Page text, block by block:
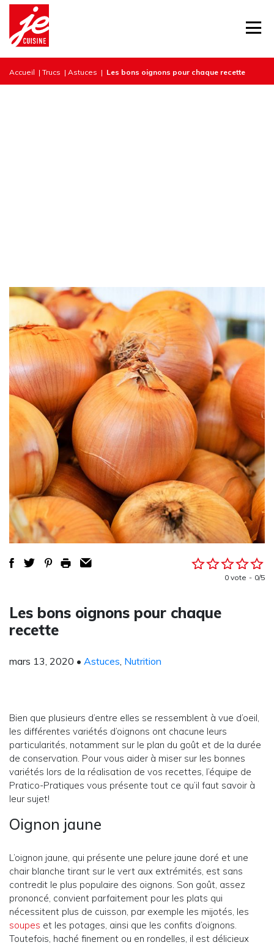
Accueil | Trucs | Astuces | Les bons oignons pour chaque recette
0 vote 0/5
Les bons oignons pour chaque
recette
mars 13, 2020 • Astuces, Nutrition
Bien que plusieurs d’entre elles se ressemblent à vue d’oeil,
les différentes variétés d’oignons ont chacune leurs
particularités, notamment sur le plan du goût et de la durée
de conservation. Pour vous aider à miser sur les bonnes
variétés lors de la réalisation de vos recettes, l’équipe de
Pratico-Pratiques vous présente tout ce qu’il faut savoir à
leur sujet!
Oignon jaune
L’oignon jaune, qui présente une pelure jaune doré et une
chair blanche tirant sur le vert aux extrémités, est sans
contredit le plus populaire des oignons. Son goût, assez
prononcé, convient parfaitement pour les plats qui
nécessitent plus de cuisson, par exemple les mijotés, les
soupes et les potages, ainsi que les confits d’oignons.
Toutefois, haché finement ou en rondelles, il est délicieux